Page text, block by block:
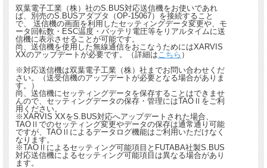
双葉電子工業（株）社のS.BUS対応送信機をお使いであれ
ば、別売のS.BUSアダプタ（OP-15067）を接続すること
で、 送信機の画面を利用したセッティングデータ変更や、モ
ータ回転数・ESC温度・バッテリ電圧等をリアルタイムに送
信機に表示させることが可能です。
尚、送信機を使用した無線通信をおこなうためにはXARVIS
XXのアップデートが必要です。（詳細は こちら ）
※対応送信機は双葉電子工業（株）社までお問い合わせくだ
さい。（送受信機のアップデートが必要となる場合がありま
す。）
尚、送信機にセッティングデータを保存することはできませ
んので、セッティングデータの保存・管理にはTAOⅡをご利
用ください。
※XARVIS XXをS.BUS対応へアップデートされた場合、
TAOⅡでのセッティング変更やデータの保存は通常通り可能
ですが、TAOⅡによるデータログ機能はご利用いただけなく
なります。
※TAOⅡによるセッティング可能項目とFUTABA社製S.BUS
対応送信機によるセッティング可能項目は異なる場合があり
ます。